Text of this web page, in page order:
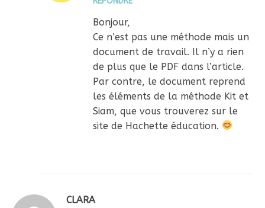
Bonjour,
Ce n’est pas une méthode mais un
document de travail. Il n’y a rien
de plus que le PDF dans l’article.
Par contre, le document reprend
les éléments de la méthode Kit et
Siam, que vous trouverez sur le
site de Hachette éducation.
CLARA